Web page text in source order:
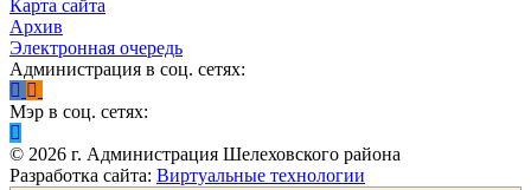
Карта сайта
Архив
Электронная очередь
Администрация в соц. сетях:
Мэр в соц. сетях:
© 2026 г. Администрация Шелеховского района
Разработка сайта: Виртуальные технологии